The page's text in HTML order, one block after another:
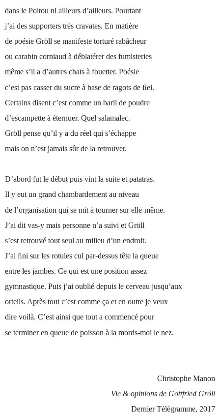
dans le Poitou ni ailleurs d’ailleurs. Pourtant
j’ai des supporters très cravates. En matière
de poésie Gröll se manifeste torturé rabâcheur
ou carabin corniaud à déblatérer des fumisteries
même s’il a d’autres chats à fouetter. Poésie
c’est pas casser du sucre à base de ragots de ﬁel.
Certains disent c’est comme un baril de poudre
d’escampette à éternuer. Quel salamalec.
Gröll pense qu’il y a du réel qui s’échappe
mais on n’est jamais sûr de la retrouver.
D’abord fut le début puis vint la suite et patatras.
Il y eut un grand chambardement au niveau
de l’organisation qui se mit à tourner sur elle-même.
J’ai dit vas-y mais personne n’a suivi et Gröll
s’est retrouvé tout seul au milieu d’un endroit.
J’ai ﬁni sur les rotules cul par-dessus tête la queue
entre les jambes. Ce qui est une position assez
gymnastique. Puis j’ai oublié depuis le cerveau jusqu’aux
orteils. Après tout c’est comme ça et en outre je veux
dire voilà. C’est ainsi que tout a commencé pour
se terminer en queue de poisson à la mords-moi le nez.
Christophe Manon
Vie & opinions de Gottfried Gröll
Dernier Télégramme, 2017